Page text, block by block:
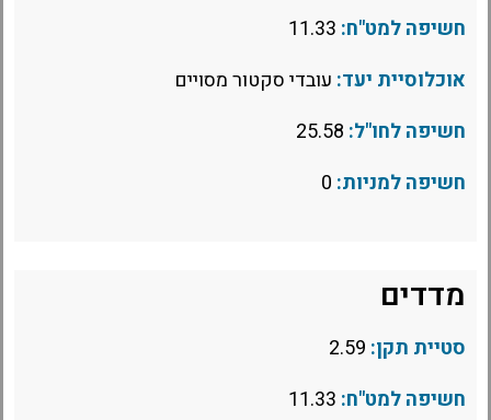
חשיפה למט"ח:
אוכלוסיית יעד: עובדי סקטור מסויים
חשיפה לחו"ל:
חשיפה למניות:
מדדים
סטיית תקן:
חשיפה למט"ח: